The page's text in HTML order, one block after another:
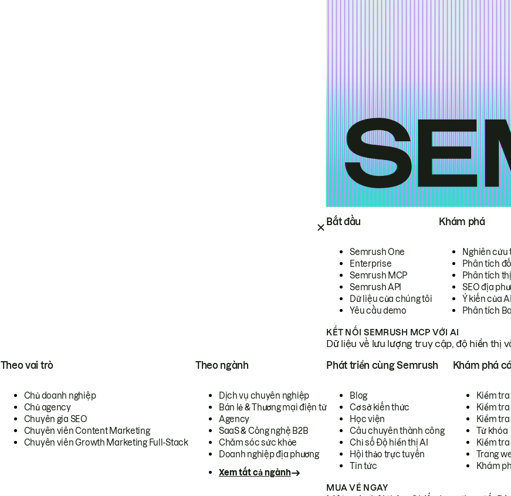
Bắt đầu
Semrush One
Enterprise
Semrush MCP
Semrush API
Dữ liệu của chúng tôi
Yêu cầu demo
Khám phá
Nghiên cứu
Phân tích
Phân tích
SEO địa
Ý kiến của
Phân tích
KẾT NỐI SEMRUSH MCP VỚI AI
Dữ liệu về lưu lượng truy cập, độ hiển thị
Theo vai trò
Chủ doanh nghiệp
Chủ agency
Chuyên gia SEO
Chuyên viên Content Marketing
Chuyên viên Growth Marketing Full-Stack
Theo ngành
Dịch vụ chuyên nghiệp
Bán lẻ & Thương mại điện tử
Agency
SaaS & Công nghệ B2B
Chăm sóc sức khỏe
Doanh nghiệp địa phương
Xem tất cả ngành
Phát triển cùng Semrush
Blog
Cơ sở kiến thức
Học viện
Câu chuyên thành công
Chỉ số Độ hiển thị AI
Hội thảo trực tuyến
Tin tức
Khám phá
Kiểm
Kiểm tra
Kiểm
Từ khóa
Kiểm
Trang
Khám
MUA VÉ NGAY